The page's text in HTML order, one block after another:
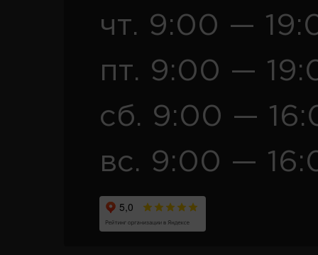
чт. 9:00 —
пт. 9:00 —
сб. 9:00 —
вс. 9:00 —